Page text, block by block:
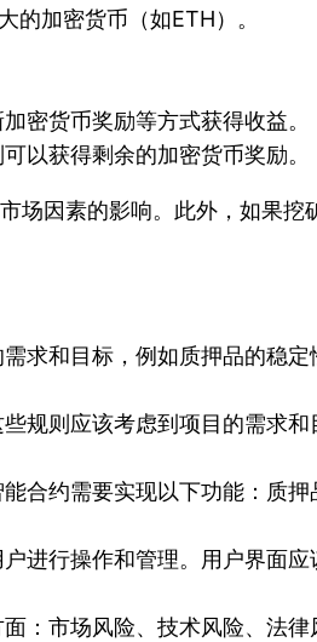
加密货币（如ETH）。
密货币奖励等方式获得收益。
以获得剩余的加密货币奖励。
场因素的影响。此外，如果挖
求和目标，例如质押品的稳
规则应该考虑到项目的需求和
合约需要实现以下功能：质押
进行操作和管理。用户界面应
：市场风险、技术风险、法律